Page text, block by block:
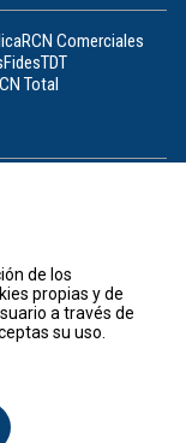
RCN Comerciales
FidesTDT
Total
de los
propias y de
a través de
su uso.